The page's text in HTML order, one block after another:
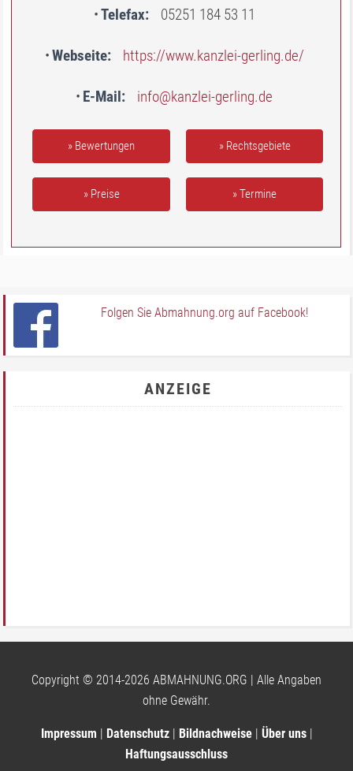
Telefax 05251 184 53 11
Webseite https://www.kanzlei-gerling.de/
E-Mail info@kanzlei-gerling.de
» Bewertungen » Rechtsgebiete
» Preise » Termine
Folgen Sie Abmahnung.org auf Facebook!
ANZEIGE
Copyright © 2014-2026 ABMAHNUNG.ORG | Alle Angaben
ohne Gewähr.
Impressum | Datenschutz| Bildnachweise| Über uns|
Haftungsausschluss